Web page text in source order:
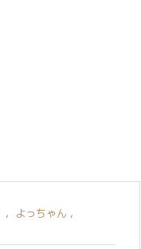
, よっちゃん ,